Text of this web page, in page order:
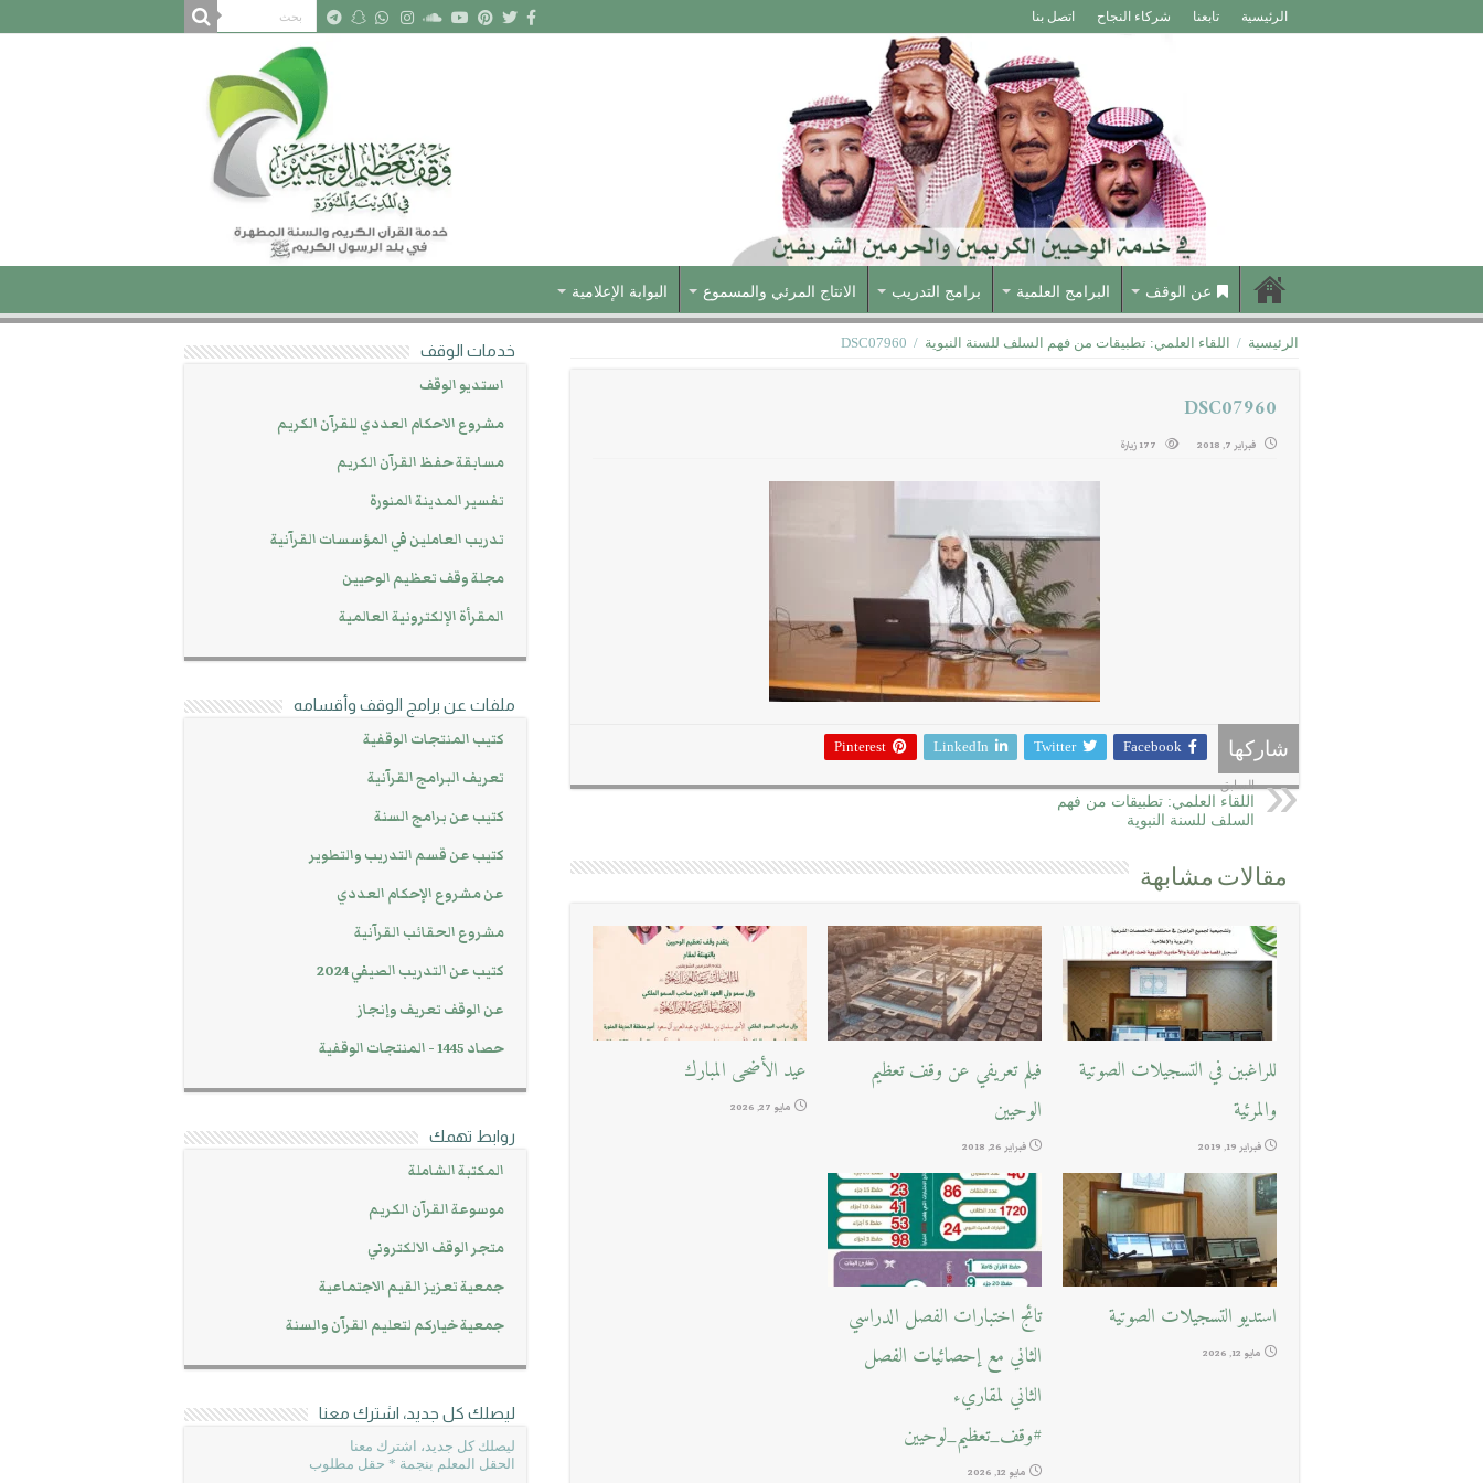
الرئيسية تابعنا شركاء النجاح اتصل بنا
عن الوقف البرامج العلمية برامج التدريب الانتاج المرئي والمسموع البوابة الإعلامية
الرئيسية / اللقاء العلمي: تطبيقات من فهم السلف للسنة النبوية /
DSC07960
DSC07960
فبراير 7, 2018 177 زيارة
شاركها Facebook
Twitter
LinkedIn
Pinterest
السابق
اللقاء العلمي: تطبيقات من فهم
السلف للسنة النبوية
مقالات مشابهة
للراغبين في التسجيلات الصوتية
والمرئية
فبراير 19, 2019
فيلم تعريفي عن وقف تعظيم
الوحيين
فبراير 26, 2018
عيد الأضحى المبارك
مايو 27, 2026
استديو التسجيلات الصوتية
مايو 12, 2026
تائج اختبارات الفصل الدراسي
الثاني مع إحصائيات الفصل
الثاني لمقاريء
#وقف_تعظيم_لوحيين
مايو 12, 2026
خدمات الوقف
استديو الوقف
مشروع الاحكام العددي للقرآن الكريم
مسابقة حفظ القرآن الكريم
تفسير المدينة المنورة
تدريب العاملين في المؤسسات القرآنية
مجلة وقف تعظيم الوحيين
المقرأة الإلكترونية العالمية
ملفات عن برامج الوقف وأقسامه
كتيب المنتجات الوقفية
تعريف البرامج القرآنية
كتيب عن برامج السنة
كتيب عن قسم التدريب والتطوير
عن مشروع الإحكام العددي
مشروع الحقائب القرآنية
كتيب عن التدريب الصيفي 2024
عن الوقف تعريف وإنجاز
حصاد 1445 - المنتجات الوقفية
روابط تهمك
المكتبة الشاملة
موسوعة القرآن الكريم
متجر الوقف الالكتروني
جمعية تعزيز القيم الاجتماعية
جمعية خياركم لتعليم القرآن والسنة
ليصلك كل جديد، اشترك معنا
ليصلك كل جديد، اشترك معنا
الحقل المعلم بنجمة * حقل مطلوب